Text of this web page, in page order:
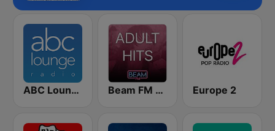
ABC Lounge Jazz Beam FM - Adult Hits Europe 2